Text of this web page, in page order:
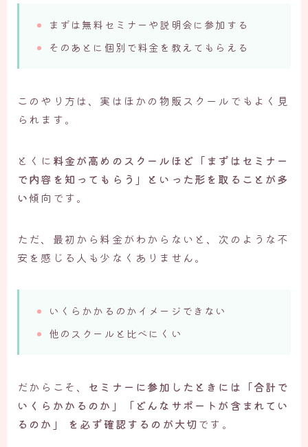
まずは無料セミナーや説明会に参加する
そのあとに個別で料金を教えてもらえる
このやり方は、実はほかの物販スクールでもよく見
られます。
とくに 料金が高めのスクールほど「まずはセミナー
で内容を知ってもらう」といった形を取ることが多
い傾向です。
ただ、最初から料金がわからないと、次のような不
安を感じる人も少なくありません。
いくらかかるのかイメージできない
他のスクールと比べにくい
だからこそ、 セミナーに参加したときには「合計で
いくらかかるのか」「どんなサポートが含まれてい
るのか」 を必ず確認するのが大切です。